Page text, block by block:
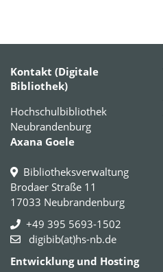
Kontakt (Digitale
Bibliothek)
Hochschulbibliothek
Neubrandenburg
Axana Goele
Bibliotheksverwaltung
Brodaer Straße 11
17033 Neubrandenburg
+49 395 5693-1502
digibib(at)hs-nb.de
Entwicklung und Hosting